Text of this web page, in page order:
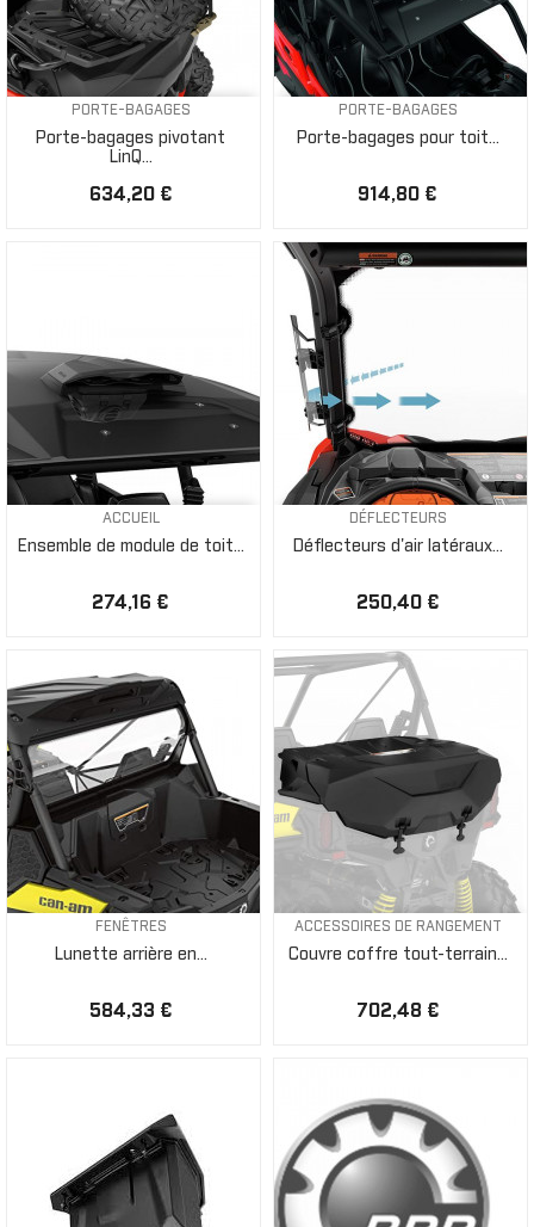
PORTE-BAGAGES
Porte-bagages pivotant
LinQ...
634,20 €
PORTE-BAGAGES
Porte-bagages pour toit...
914,80 €
ACCUEIL
Ensemble de module de toit...
274,16 €
DÉFLECTEURS
Déflecteurs d'air latéraux...
250,40 €
FENÊTRES
Lunette arrière en...
584,33 €
ACCESSOIRES DE RANGEMENT
Couvre coffre tout-terrain...
702,48 €